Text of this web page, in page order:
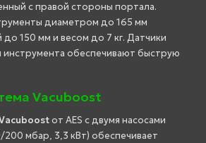
с правой стороны портала.
диаметром до 165 мм
150 мм и весом до 7 кг. Датчики
инструмента обеспечивают быструю
Vacuboost
от AES с двумя насосами
200 мбар, 3,3 кВт) обеспечивает